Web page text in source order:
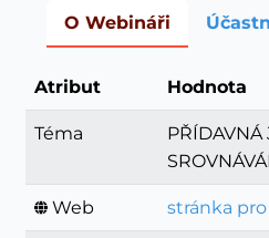
O Webináři
Atribut Hodnota
Téma
PŘÍDAVNÁ
Web stránka